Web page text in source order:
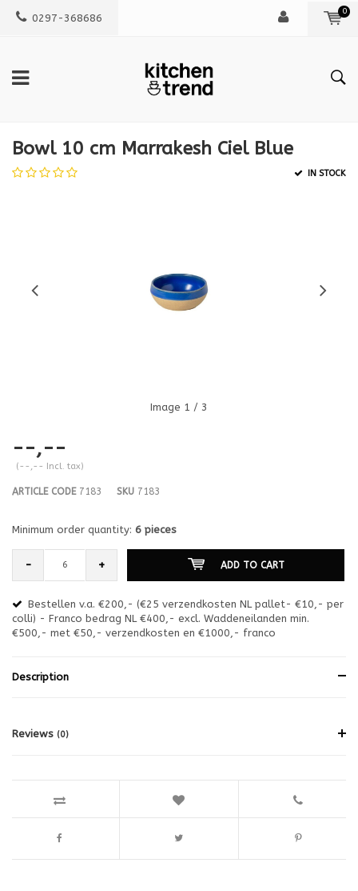
0297-368686
0
Bowl 10 cm Marrakesh Ciel Blue
IN STOCK
Image 1 / 3
--,--
(--,-- Incl. tax)
ARTICLE CODE7183 SKU 7183
Minimum order quantity: 6 pieces
- + ADD TO CART
Bestellen v.a. €200,- (€25 verzendkosten NL pallet- €10,- per
colli) - Franco bedrag NL €400,- excl. Waddeneilanden min.
€500,- met €50,- verzendkosten en €1000,- franco
Description
Reviews (0)